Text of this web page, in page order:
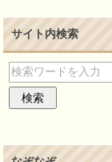
サイト内検索